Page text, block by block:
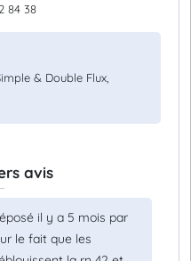
84 38
& Double Flux,
avis
il y a 5 mois par
le fait que les